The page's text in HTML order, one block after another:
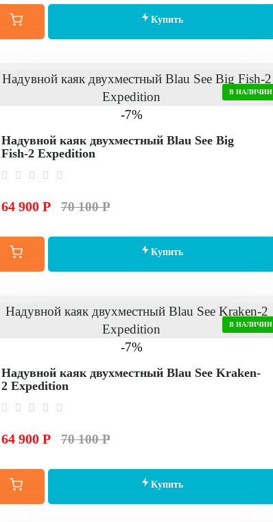
Купить
-7%
В НАЛИЧИИ
Надувной каяк двухместный Blau See Big
Fish-2 Expedition
64 900 Р 70 100 Р
Купить
-7%
В НАЛИЧИИ
Надувной каяк двухместный Blau See Kraken-
2 Expedition
64 900 Р 70 100 Р
Купить